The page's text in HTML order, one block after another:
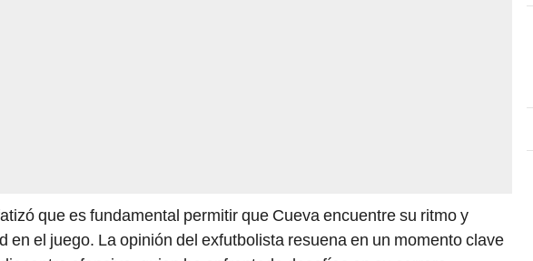
que es fundamental permitir que Cueva encuentre su ritmo y
en el juego. La opinión del exfutbolista resuena en un momento clave